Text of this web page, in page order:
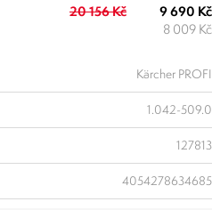
20 156 Kč 9 690 Kč
8 009 Kč
Kärcher PROFI
1.042-509.0
127813
4054278634685